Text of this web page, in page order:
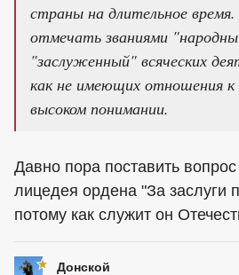
страны на длительное
отмечать званиями
"заслуженный" всяческих
как не имеющих отношения к
высоком понимании.
Давно пора поставить
лицедея ордена "За заслуги
потому как служит он
Донской